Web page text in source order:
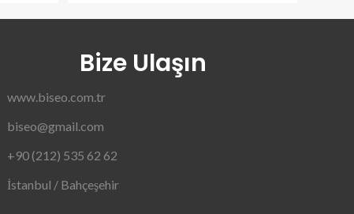
Bize Ulaşın
www.biseo.com.tr
biseo@gmail.com
+90 (212) 535 62 62
İstanbul / Bahçeşehir